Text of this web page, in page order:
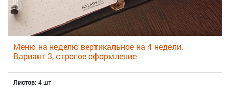
Меню на неделю вертикальное на 4 недели.
Вариант 3, строгое оформление
Листов:4 шт